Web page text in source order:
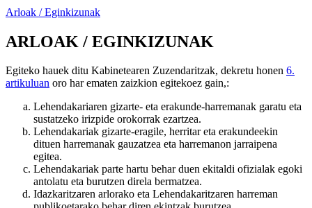
Arloak / Eginkizunak
ARLOAK / EGINKIZUNAK
Egiteko hauek ditu Kabinetearen Zuzendaritzak, dekretu honen 6.
artikuluan oro har ematen zaizkion egitekoez gain,:
Lehendakariaren gizarte- eta erakunde-harremanak garatu eta
sustatzeko irizpide orokorrak ezartzea.
Lehendakariak gizarte-eragile, herritar eta erakundeekin
dituen harremanak gauzatzea eta harremanon jarraipena
egitea.
Lehendakariak parte hartu behar duen ekitaldi ofizialak egoki
antolatu eta burutzen direla bermatzea.
Idazkaritzaren arlorako eta Lehendakaritzaren harreman